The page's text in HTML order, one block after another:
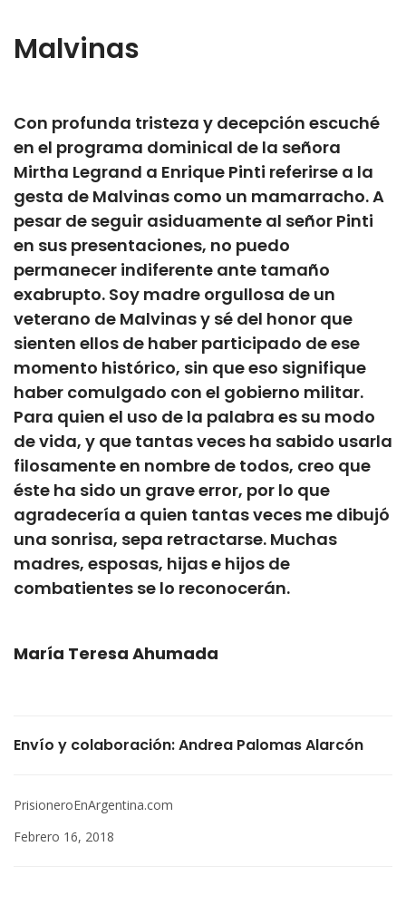
Malvinas
Con profunda tristeza y decepción escuché
en el programa dominical de la señora
Mirtha Legrand a Enrique Pinti referirse a la
gesta de Malvinas como un mamarracho. A
pesar de seguir asiduamente al señor Pinti
en sus presentaciones, no puedo
permanecer indiferente ante tamaño
exabrupto. Soy madre orgullosa de un
veterano de Malvinas y sé del honor que
sienten ellos de haber participado de ese
momento histórico, sin que eso signifique
haber comulgado con el gobierno militar.
Para quien el uso de la palabra es su modo
de vida, y que tantas veces ha sabido usarla
filosamente en nombre de todos, creo que
éste ha sido un grave error, por lo que
agradecería a quien tantas veces me dibujó
una sonrisa, sepa retractarse. Muchas
madres, esposas, hijas e hijos de
combatientes se lo reconocerán.
María Teresa Ahumada
Envío y colaboración: Andrea Palomas Alarcón
PrisioneroEnArgentina.com
Febrero 16, 2018